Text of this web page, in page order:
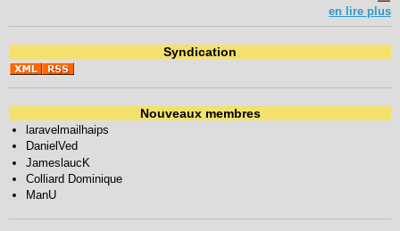
en lire plus
Syndication
Nouveaux membres
laravelmailhaips
DanielVed
JameslaucK
Colliard Dominique
ManU